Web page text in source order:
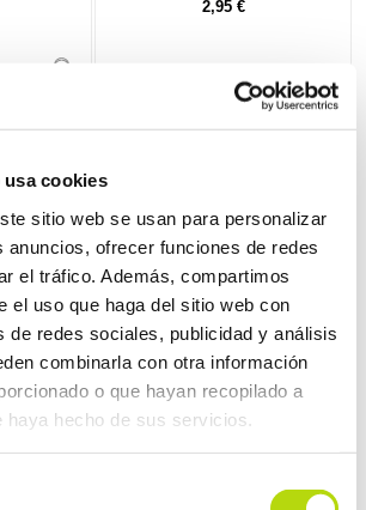
usa cookies
sitio web se usan para personalizar
anuncios, ofrecer funciones de redes
el tráfico. Además, compartimos
el uso que haga del sitio web con
de redes sociales, publicidad y análisis
combinarla con otra información
o que hayan recopilado a
haya hecho de sus servicios.
2,95 €
dr clauder perro adulto venado lata